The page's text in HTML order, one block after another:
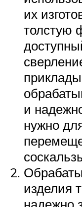
их
толстую
и
нужно
изделия